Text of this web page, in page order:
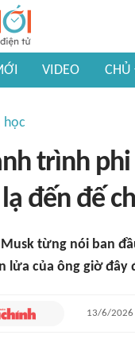
VIDEO CHỦ
học
trình
đến đế
từng nói ban
lửa của ông giờ
13/6/2026